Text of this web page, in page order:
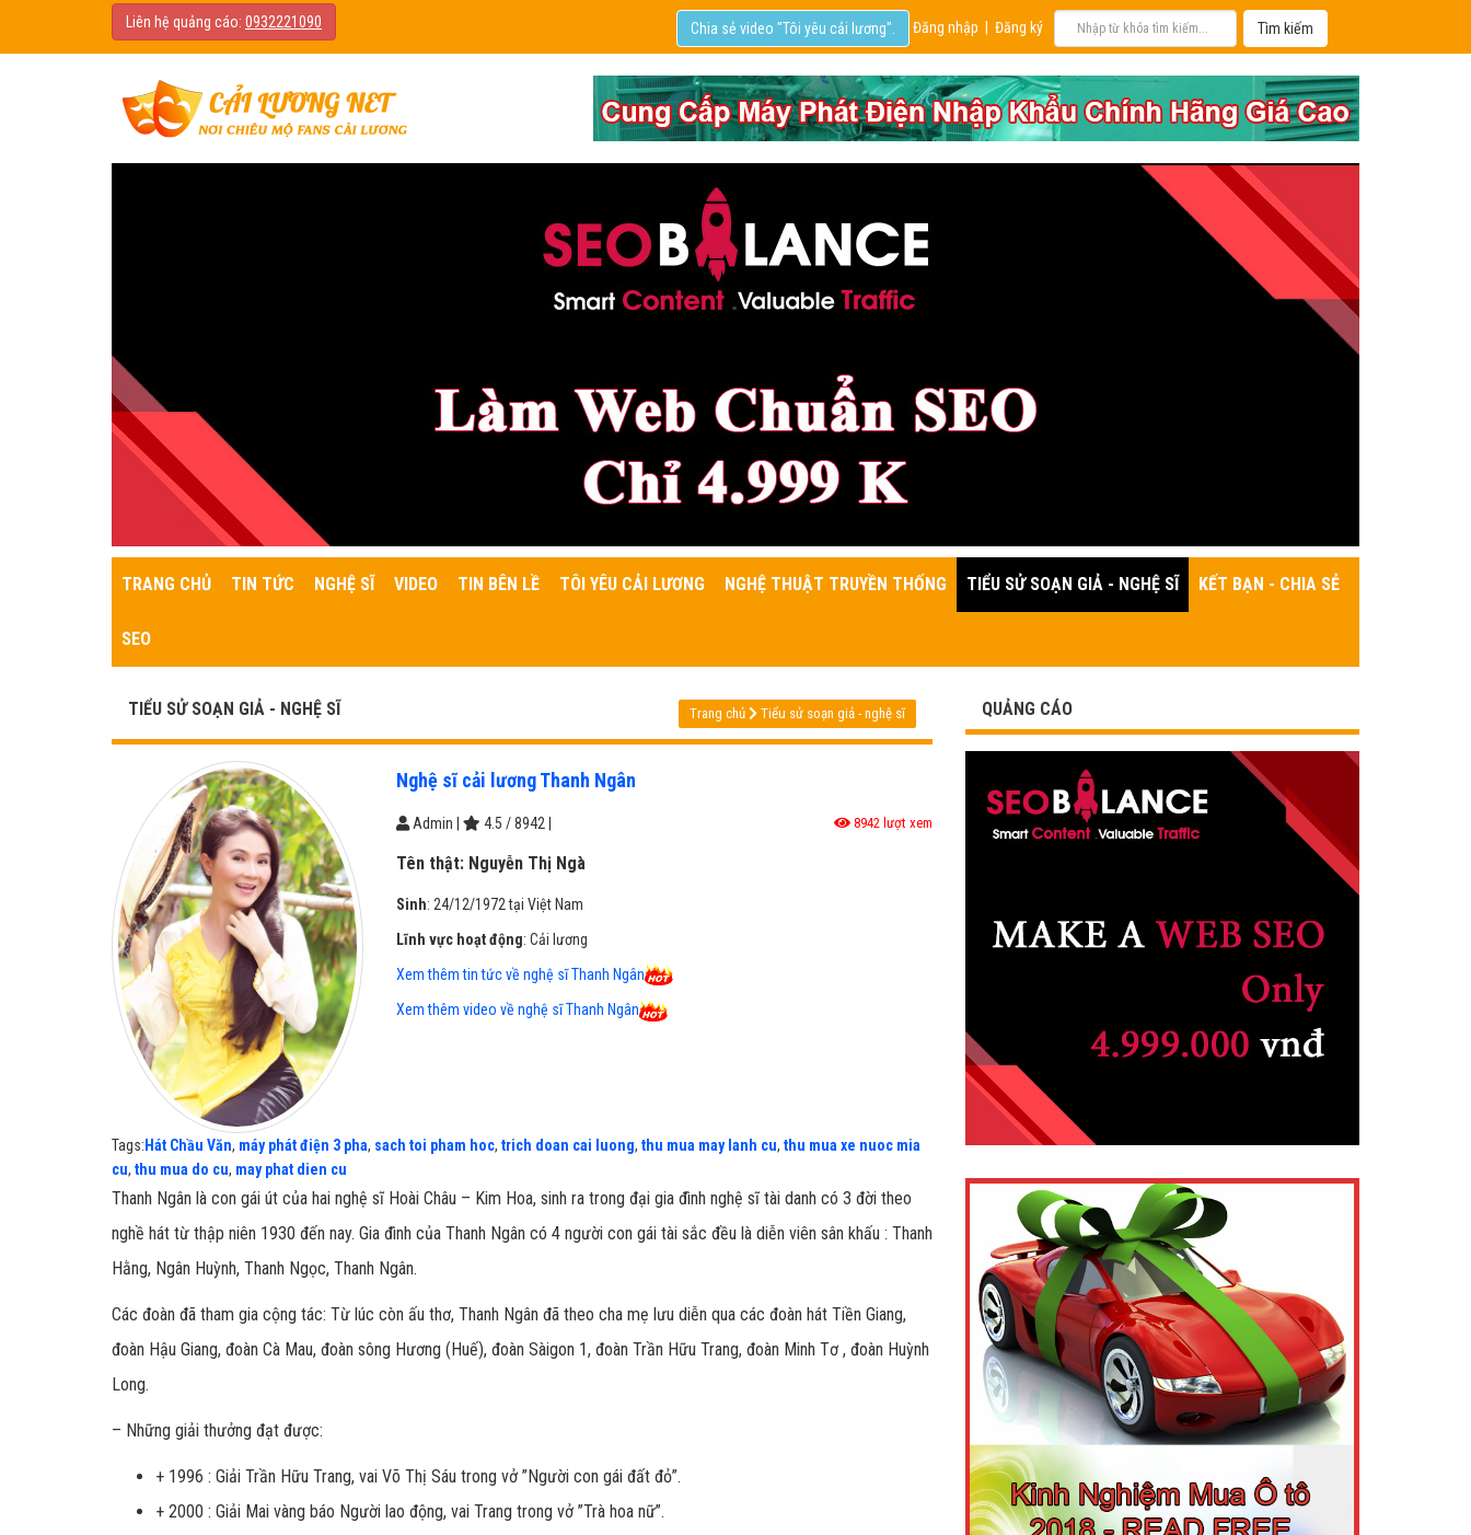
Liên hệ quảng cáo: 0932221090 Đăng nhập Đăng ký
Chia sẻ video "Tôi yêu cải lương".
TRANG CHỦ TIN TỨC NGHỆ SĨ VIDEO TIN BÊN LỀ TÔI YÊU CẢI LƯƠNG NGHỆ THUẬT TRUYỀN THỐNG TIỂU SỬ SOẠN GIẢ - NGHỆ SĨ KẾT BẠN - CHIA SẺ
SEO
TIỂU SỬ SOẠN GIẢ - NGHỆ SĨ Trang chủ Tiểu sử soạn giả - nghệ sĩ
Nghệ sĩ cải lương Thanh Ngân
Admin 4.5 /8942 8942 lượt xem
Tên thật:Nguyễn Thị Ngà
Sinh: 24/12/1972 tại Việt Nam
Lĩnh vực hoạt động: Cải lương
Xem thêm tin tức về nghệ sĩ Thanh Ngân
Xem thêm video về nghệ sĩ Thanh Ngân
Tags: Hát Chầu Văn, máy phát điện 3 pha, sach toi pham hoc, trich doan cai luong, thu mua may lanh cu, thu mua xe nuoc mia
cu, thu mua do cu, may phat dien cu
Thanh Ngân là con gái út của hai nghệ sĩ Hoài Châu – Kim Hoa, sinh ra trong đại gia đình nghệ sĩ tài danh có 3 đời theo
nghề hát từ thập niên 1930 đến nay. Gia đình của Thanh Ngân có 4 người con gái tài sắc đều là diễn viên sân khấu : Thanh
Hằng, Ngân Huỳnh, Thanh Ngọc, Thanh Ngân.
Các đoàn đã tham gia cộng tác: Từ lúc còn ấu thơ, Thanh Ngân đã theo cha mẹ lưu diễn qua các đoàn hát Tiền Giang,
đoàn Hậu Giang, đoàn Cà Mau, đoàn sông Hương (Huế), đoàn Sàigon 1, đoàn Trần Hữu Trang, đoàn Minh Tơ , đoàn Huỳnh
Long.
– Những giải thưởng đạt được:
+ 1996 : Giải Trần Hữu Trang, vai Võ Thị Sáu trong vở ”Người con gái đất đỏ”.
+ 2000 : Giải Mai vàng báo Người lao động, vai Trang trong vở ”Trà hoa nữ”.
QUẢNG CÁO